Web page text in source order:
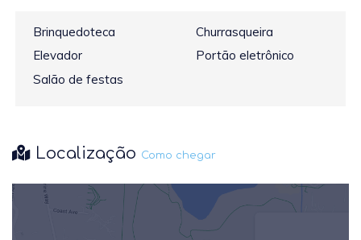
Brinquedoteca
Churrasqueira
Elevador
Portão eletrônico
Salão de festas
Localização Como chegar